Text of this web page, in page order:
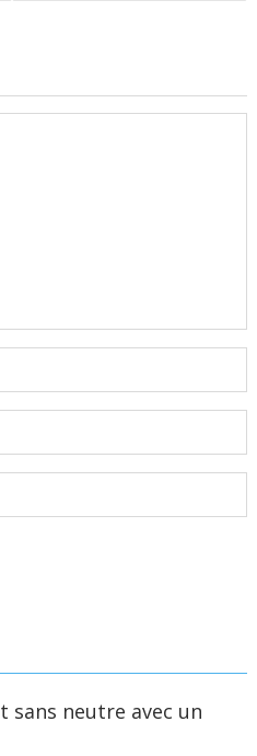
sans neutre avec un